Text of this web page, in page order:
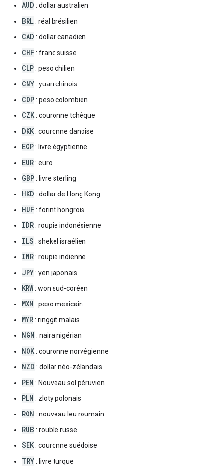
AUD : dollar australien
BRL: réal brésilien
CAD : dollar canadien
CHF: franc suisse
CLP: peso chilien
CNY: yuan chinois
COP: peso colombien
CZK: couronne tchèque
DKK: couronne danoise
EGP: livre égyptienne
EUR: euro
GBP: livre sterling
HKD : dollar de Hong Kong
HUF: forint hongrois
IDR: roupie indonésienne
ILS : shekel israélien
INR: roupie indienne
JPY: yen japonais
KRW: won sud-coréen
MXN : peso mexicain
MYR: ringgit malais
NGN : naira nigérian
NOK: couronne norvégienne
NZD : dollar néo-zélandais
PEN : Nouveau sol péruvien
PLN : zloty polonais
RON : nouveau leu roumain
RUB : rouble russe
SEK: couronne suédoise
TRY: livre turque